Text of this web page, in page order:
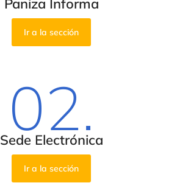
Paniza Informa
Ir a la sección
02.
Sede Electrónica
Ir a la sección